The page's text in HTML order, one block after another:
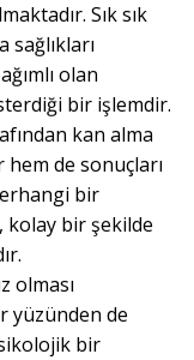
Sık sık
olan
bir işlemdir.
kan alma
hem de sonuçları
bir
kolay bir şekilde
olması
yüzünden de
bir